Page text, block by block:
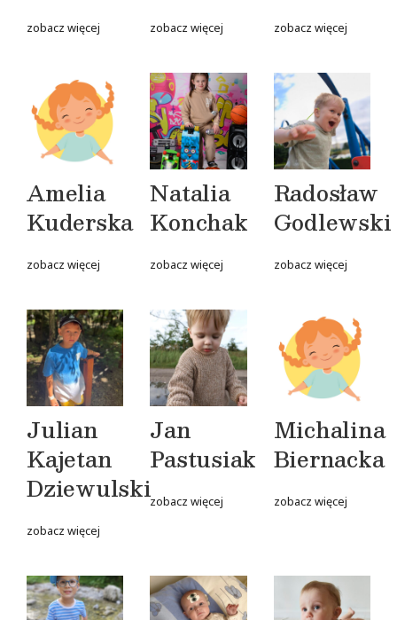
zobacz więcej zobacz więcej zobacz więcej
Amelia
Kuderska
zobacz więcej
Natalia
Konchak
zobacz więcej
Radosław
Godlewski
zobacz więcej
Julian
Kajetan
Dziewulski
zobacz więcej
Jan
Pastusiak
zobacz więcej
Michalina
Biernacka
zobacz więcej